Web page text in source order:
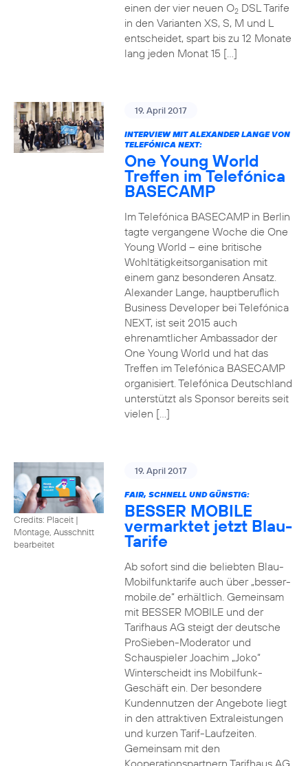
einen der vier neuen O2DSL Tarife
in den Varianten XS, S, M und L
entscheidet, spart bis zu 12 Monate
lang jeden Monat 15 […]
19. April 2017
INTERVIEW MIT ALEXANDER LANGE VON
TELEFÓNICA NEXT:
One Young World
Treffen im Telefónica
BASECAMP
Im Telefónica BASECAMP in Berlin
tagte vergangene Woche die One
Young World – eine britische
Wohltätigkeitsorganisation mit
einem ganz besonderen Ansatz.
Alexander Lange, hauptberuflich
Business Developer bei Telefónica
NEXT, ist seit 2015 auch
ehrenamtlicher Ambassador der
One Young World und hat das
Treffen im Telefónica BASECAMP
organisiert. Telefónica Deutschland
unterstützt als Sponsor bereits seit
vielen […]
Credits: Placeit |
Montage, Ausschnitt
bearbeitet
19. April 2017
FAIR, SCHNELL UND GÜNSTIG:
BESSER MOBILE
vermarktet jetzt Blau-
Tarife
Ab sofort sind die beliebten Blau-
Mobilfunktarife auch über „besser-
mobile.de“ erhältlich. Gemeinsam
mit BESSER MOBILE und der
Tarifhaus AG steigt der deutsche
ProSieben-Moderator und
Schauspieler Joachim „Joko“
Winterscheidt ins Mobilfunk-
Geschäft ein. Der besondere
Kundennutzen der Angebote liegt
in den attraktiven Extraleistungen
und kurzen Tarif-Laufzeiten.
Gemeinsam mit den
Kooperationspartnern Tarifhaus AG